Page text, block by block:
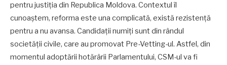
pentru justiția din Republica Moldova. Contextul îl
cunoaștem, reforma este una complicată, există rezistență
pentru a nu avansa. Candidații numiți sunt din rândul
societății civile, care au promovat Pre-Vetting-ul. Astfel, din
momentul adoptării hotărârii Parlamentului, CSM-ul va fi